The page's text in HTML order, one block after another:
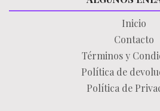
Inicio
Contacto
Términos y
Política de
Política de